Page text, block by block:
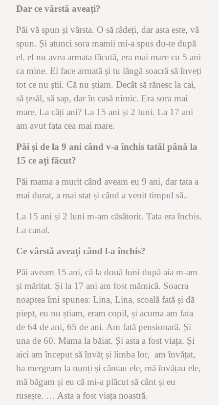
Dar ce vârstă aveați?
Păi vă spun și vârsta. O să râdeți, dar asta este, vă
spun. Și atunci sora mamii mi-a spus du-te după
el. el nu avea armata făcută, era mai mare cu 5 ani
ca mine. El face armată și tu lângă soacră să înveți
tot ce nu știi. Că nu știam. Decât să rănesc la cai,
să țesăl, să sap, dar în casă nimic. Era sora mai
mare. La câți ani? La 15 ani și 2 luni. La 17 ani
am avut fata cea mai mare.
Păi și de la 9 ani când v-a închis tatăl până la
15 ce ați făcut?
Păi mama a murit când aveam eu 9 ani, dar tata a
mai durat, a mai stat și când a venit timpul să..
La 15 ani și 2 luni m-am căsătorit. Tata era închis.
La canal.
Ce vârstă aveați când l-a închis?
Păi aveam 15 ani, că la două luni după aia m-am
și măritat. Și la 17 ani am fost mămică. Soacra
noaptea îmi spunea: Lina, Lina, scoală fată și dă
piept, eu nu știam, eram copil, și acuma am fata
de 64 de ani, 65 de ani. Am fată pensionară. Și
una de 60. Mama la băiat. Și asta a fost viața. Și
aici am început să învăț și limba lor, am învățat,
ba mergeam la nunți și cântau ele, mă învățau ele,
mă băgam și eu că mi-a plăcut să cânt și eu
rusește. … Asta a fost viața noastră.